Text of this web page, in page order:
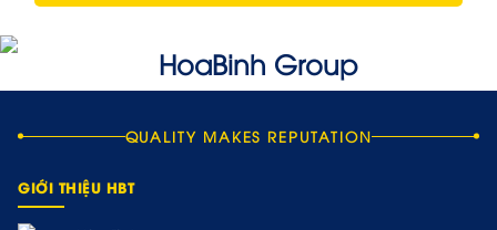
QUALITY MAKES REPUTATION
GIỚI THIỆU HBT